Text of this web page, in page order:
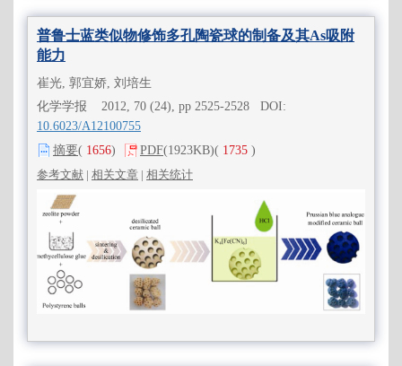
普鲁士蓝类似物修饰多孔陶瓷球的制备及其As吸附
能力
崔光, 郭宜娇, 刘培生
化学学报 2012, 70 (24), pp 2525-2528 DOI:
10.6023/A12100755
摘要( 1656) PDF(1923KB)( 1735 )
参考文献 | 相关文章 | 相关统计